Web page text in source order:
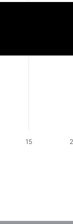
15